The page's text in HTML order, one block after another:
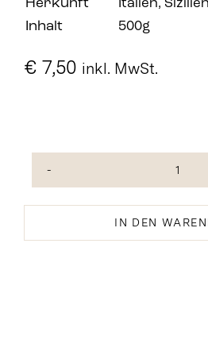
Herkunft
Italien, Sizilien
Inhalt
500g
€ 7,50 inkl. MwSt.
IN DEN